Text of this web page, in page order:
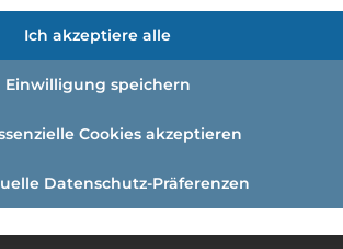
Medical Health Resort Altaussee.
Gesundheitsresort vereint neueste
Ihnen berufliche Sicherheit sowie
ist, verhelfen wir bei
insgesamt verbesserten
unsere Produkte bei uns Teil der
Ich akzeptiere alle
Einwilligung speichern
Cookies akzeptieren
Datenschutz-Präferenzen